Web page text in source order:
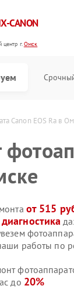
CANON
центр г.Омск
Canon EOS Ra в
от 515
работы по
до 20%